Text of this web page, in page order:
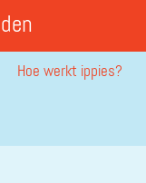
Hoe werkt ippies?